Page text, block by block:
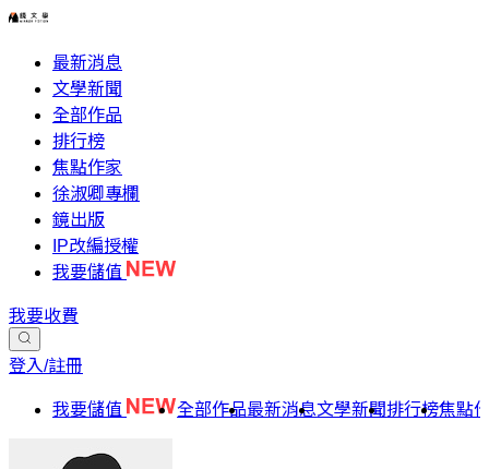
最新消息
文學新聞
全部作品
排行榜
焦點作家
徐淑卿專欄
鏡出版
IP改編授權
我要儲值
我要收費
登入/註冊
我要儲值 全部作品最新消息文學新聞排行榜焦點